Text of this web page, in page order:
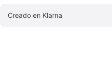
Creado en Klarna